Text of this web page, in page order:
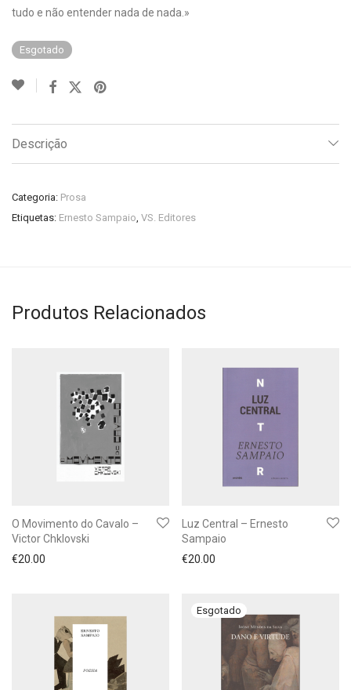
tudo e não entender nada de nada.»
Esgotado
Descrição
Categoria: Prosa
Etiquetas: Ernesto Sampaio, VS. Editores
Produtos Relacionados
O Movimento do Cavalo –
Victor Chklovski
€20.00
Luz Central – Ernesto
Sampaio
€20.00